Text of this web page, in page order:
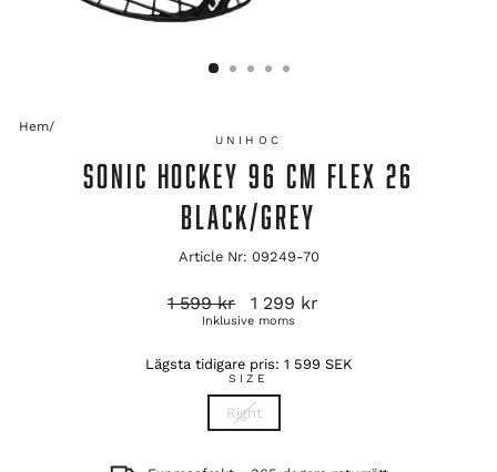
Hem/
UNIHOC
SONIC HOCKEY 96 CM FLEX 26
BLACK/GREY
Article Nr: 09249-70
Ordinarie
1 599 kr Reapris
1 299 kr
Inklusive moms
Lägsta tidigare pris: 1 599 SEK
SIZE
Right